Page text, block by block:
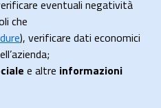
eventuali negatività
che
), verificare dati economici
e altre informazioni